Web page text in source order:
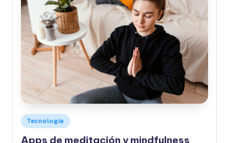
Publicado
en
Tecnología
Apps de meditación y mindfulness